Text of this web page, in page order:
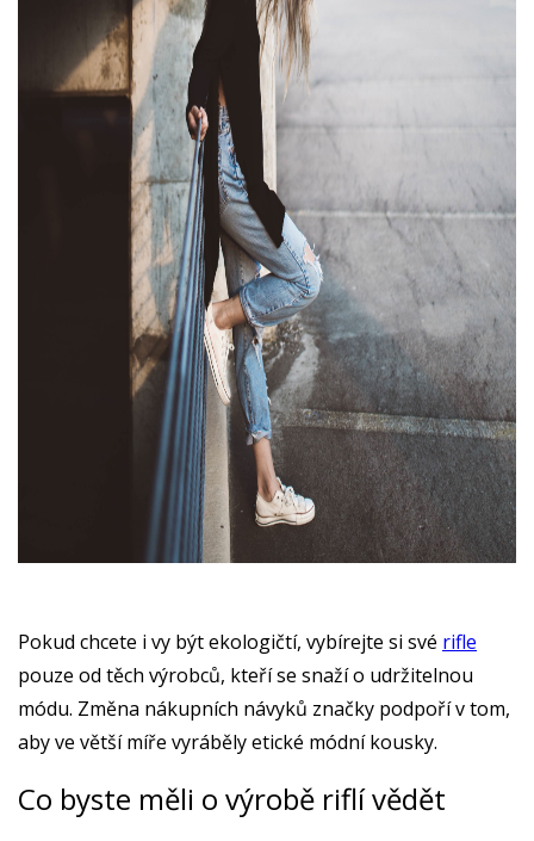
Pokud chcete i vy být ekologičtí, vybírejte si své rifle
pouze od těch výrobců, kteří se snaží o udržitelnou
módu. Změna nákupních návyků značky podpoří v tom,
aby ve větší míře vyráběly etické módní kousky.
Co byste měli o výrobě riflí vědět